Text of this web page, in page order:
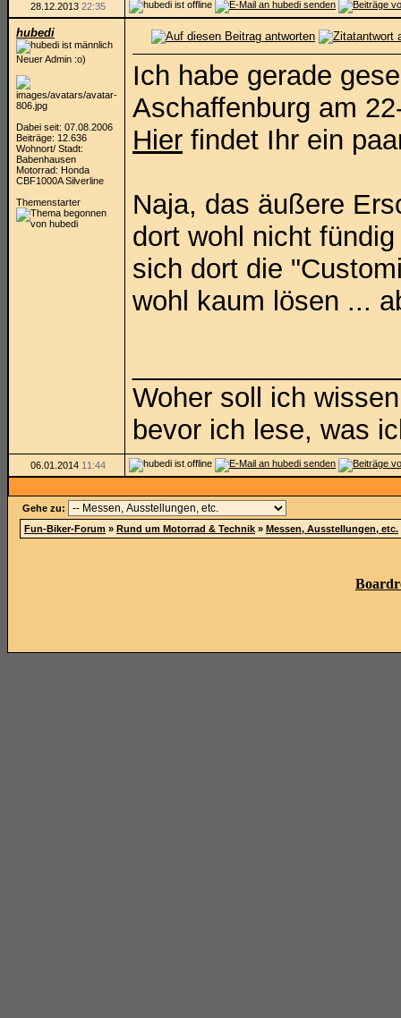
28.12.2013 22:35
hubedi
Neuer Admin :o)
Dabei seit: 07.08.2006
Beiträge: 12.636
Wohnort/ Stadt:
Babenhausen
Motorrad: Honda
CBF1000A Silverline
Themenstarter
Ich habe gerade
Aschaffenburg am
Hier findet Ihr ein
Naja, das äußere
dort wohl nicht
sich dort die
wohl kaum lösen ...
Woher soll ich
bevor ich lese, was
06.01.2014 11:44
Gehe zu:
Fun-Biker-Forum » Rund um Motorrad & Technik » Messen, Ausstellungen, etc.